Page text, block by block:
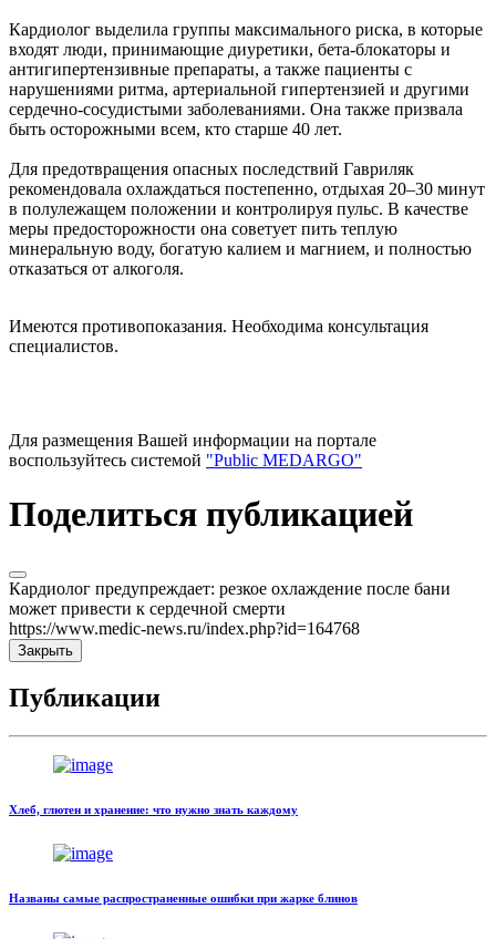
Кардиолог выделила группы максимального риска, в которые
входят люди, принимающие диуретики, бета-блокаторы и
антигипертензивные препараты, а также пациенты с
нарушениями ритма, артериальной гипертензией и другими
сердечно-сосудистыми заболеваниями. Она также призвала
быть осторожными всем, кто старше 40 лет.
Для предотвращения опасных последствий Гавриляк
рекомендовала охлаждаться постепенно, отдыхая 20–30 минут
в полулежащем положении и контролируя пульс. В качестве
меры предосторожности она советует пить теплую
минеральную воду, богатую калием и магнием, и полностью
отказаться от алкоголя.
Имеются противопоказания. Необходима консультация
специалистов.
Для размещения Вашей информации на портале
воспользуйтесь системой "Public MEDARGO"
Поделиться публикацией
Кардиолог предупреждает: резкое охлаждение после бани
может привести к сердечной смерти
https://www.medic-news.ru/index.php?id=164768
Закрыть
Публикации
Хлеб, глютен и хранение: что нужно знать каждому
Названы самые распространенные ошибки при жарке блинов